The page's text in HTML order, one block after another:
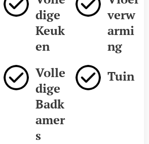
dige
Keuk
en
verw
armi
ng
Volle
dige
Badk
amer
s
Tuin